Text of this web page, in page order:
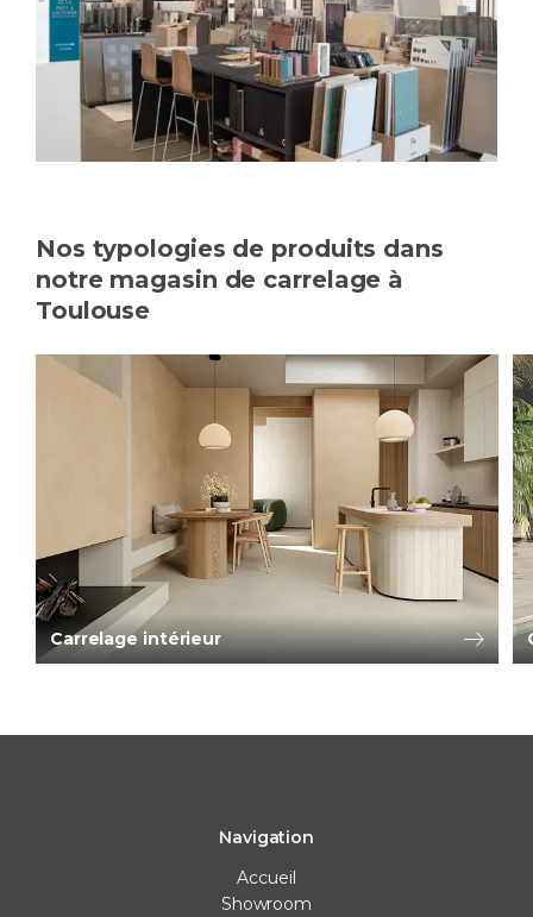
Nos typologies de produits dans
notre magasin de carrelage à
Toulouse
Carrelage intérieur
Navigation
Accueil
Showroom